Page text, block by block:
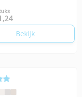
Bekijk